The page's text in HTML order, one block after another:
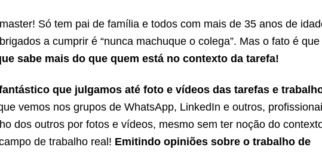
Só tem pai de família e todos com mais de 35 anos de
a cumprir é “nunca machuque o colega”. Mas o fato é que
sabe mais do que quem está no contexto da tarefa!
que julgamos até foto e vídeos das tarefas e
vemos nos grupos de WhatsApp, LinkedIn e outros,
dos outros por fotos e vídeos, mesmo sem ter noção do
de trabalho real! Emitindo opiniões sobre o trabalho de